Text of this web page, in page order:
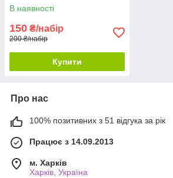
В наявності
150 ₴/набір
200 ₴/набір
Купити
Про нас
100% позитивних з 51 відгука за рік
Працює з 14.09.2013
м. Харків
Харків, Україна